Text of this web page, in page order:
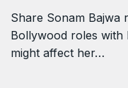
Share Sonam Bajwa
Bollywood roles with
might affect her…